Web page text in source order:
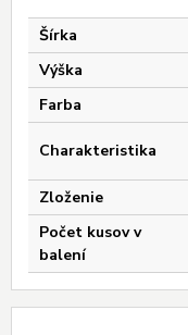
Šírka
Výška
Farba
Charakteristika
Zloženie
Počet kusov v
balení